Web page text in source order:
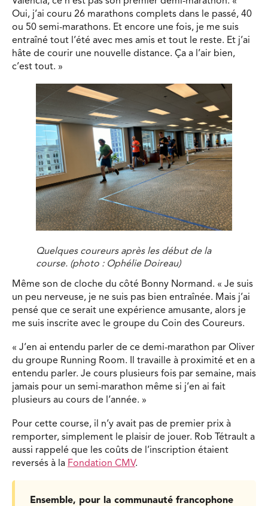
Oui, j’ai couru 26 marathons complets dans le passé, 40
ou 50 semi-marathons. Et encore une fois, je me suis
entraîné tout l’été avec mes amis et tout le reste. Et j’ai
hâte de courir une nouvelle distance. Ça a l’air bien,
c’est tout. »
Quelques coureurs après les début de la
course. (photo : Ophélie Doireau)
Même son de cloche du côté Bonny Normand. « Je suis
un peu nerveuse, je ne suis pas bien entraînée. Mais j’ai
pensé que ce serait une expérience amusante, alors je
me suis inscrite avec le groupe du Coin des Coureurs.
« J’en ai entendu parler de ce demi-marathon par Oliver
du groupe Running Room. Il travaille à proximité et en a
entendu parler. Je cours plusieurs fois par semaine, mais
jamais pour un semi-marathon même si j’en ai fait
plusieurs au cours de l’année. »
Pour cette course, il n’y avait pas de premier prix à
remporter, simplement le plaisir de jouer. Rob Tétrault a
aussi rappelé que les coûts de l’inscription étaient
reversés à la Fondation CMV.
Ensemble, pour la communauté francophone